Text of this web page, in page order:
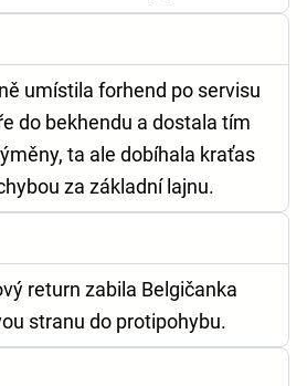
umístila forhend po servisu
do bekhendu a dostala tím
ta ale dobíhala kraťas
za základní lajnu.
return zabila Belgičanka
stranu do protipohybu.